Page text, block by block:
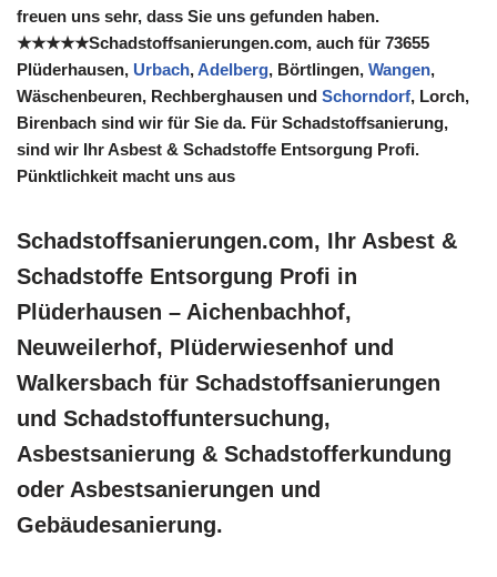
freuen uns sehr, dass Sie uns gefunden haben.
★★★★★Schadstoffsanierungen.com, auch für 73655
Plüderhausen, Urbach,Adelberg, Börtlingen, Wangen,
Wäschenbeuren, Rechberghausen und Schorndorf, Lorch,
Birenbach sind wir für Sie da. Für Schadstoffsanierung,
sind wir Ihr Asbest & Schadstoffe Entsorgung Profi.
Pünktlichkeit macht uns aus
Schadstoffsanierungen.com, Ihr Asbest &
Schadstoffe Entsorgung Profi in
Plüderhausen – Aichenbachhof,
Neuweilerhof, Plüderwiesenhof und
Walkersbach für Schadstoffsanierungen
und Schadstoffuntersuchung,
Asbestsanierung & Schadstofferkundung
oder Asbestsanierungen und
Gebäudesanierung.